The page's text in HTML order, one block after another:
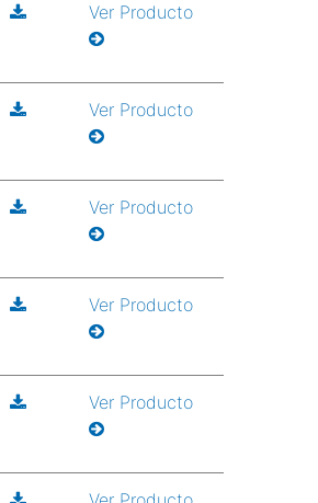
Ver Producto
Ver Producto
Ver Producto
Ver Producto
Ver Producto